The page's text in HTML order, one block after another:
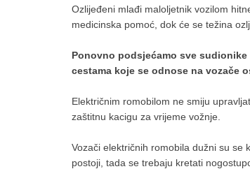
Ozlijeđeni mlađi maloljetnik vozilom
medicinska pomoć, dok će se težina
Ponovno podsjećamo sve
cestama koje se odnose na vozače
Električnim romobilom ne smiju
zaštitnu kacigu za vrijeme vožnje.
Vozači električnih romobila dužni su se
postoji, tada se trebaju kretati